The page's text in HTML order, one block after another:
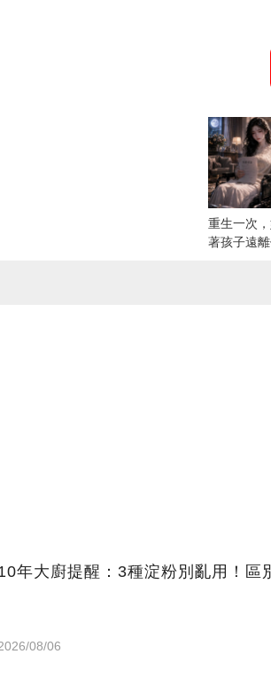
重生一次
著孩子遠
年大廚提醒：3種淀粉別亂用！區
08/06